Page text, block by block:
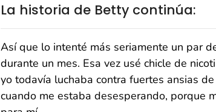
La historia de Betty continúa:
Así que lo intenté más seriamente un par
durante un mes. Esa vez usé chicle de
yo todavía luchaba contra fuertes ansias
cuando me estaba desesperando, porque